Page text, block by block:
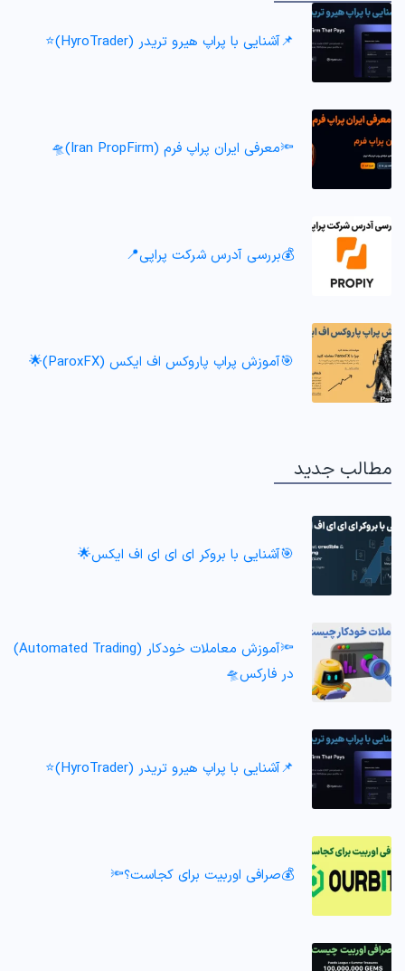
📌آشنایی با پراپ هیرو تریدر (HyroTrader)⭐️
🔦معرفی ایران پراپ فرم (Iran PropFirm)🛸
💰بررسی آدرس شرکت پراپی📍
🎯آموزش پراپ پاروکس اف ایکس (ParoxFX)🌟
مطالب جدید
🎯آشنایی با بروکر ای ای ای اف ایکس🌟
🔦آموزش معاملات خودکار (Automated Trading)
در فارکس🛸
📌آشنایی با پراپ هیرو تریدر (HyroTrader)⭐️
💰صرافی اوربیت برای کجاست؟🔦